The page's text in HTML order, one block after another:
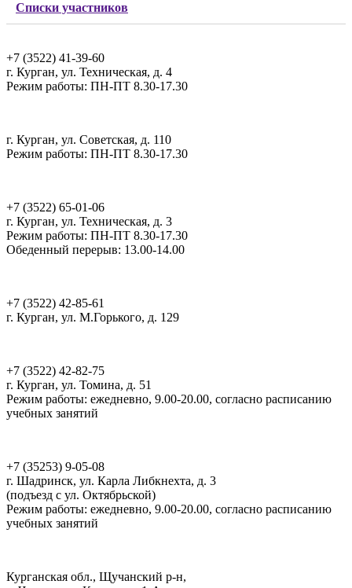
Списки участников
+7 (3522) 41-39-60
г. Курган, ул. Техническая, д. 4
Режим работы: ПН-ПТ 8.30-17.30
г. Курган, ул. Советская, д. 110
Режим работы: ПН-ПТ 8.30-17.30
+7 (3522) 65-01-06
г. Курган, ул. Техническая, д. 3
Режим работы: ПН-ПТ 8.30-17.30
Обеденный перерыв: 13.00-14.00
+7 (3522) 42-85-61
г. Курган, ул. М.Горького, д. 129
+7 (3522) 42-82-75
г. Курган, ул. Томина, д. 51
Режим работы: ежедневно, 9.00-20.00, согласно расписанию
учебных занятий
+7 (35253) 9-05-08
г. Шадринск, ул. Карла Либкнехта, д. 3
(подъезд с ул. Октябрьской)
Режим работы: ежедневно, 9.00-20.00, согласно расписанию
учебных занятий
Курганская обл., Щучанский р-н,